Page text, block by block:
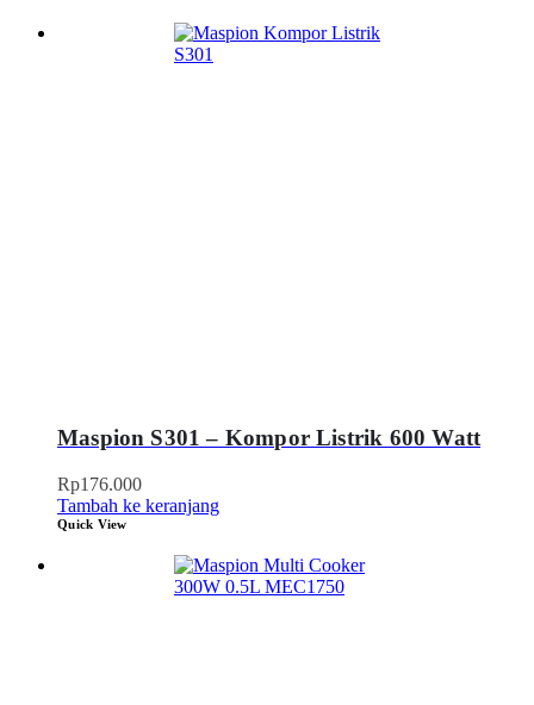
Maspion S301 – Kompor Listrik 600 Watt
Rp176.000
Tambah ke keranjang
Quick View